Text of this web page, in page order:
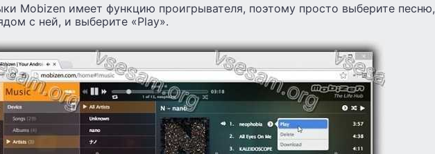
Mobizen имеет функцию проигрывателя, поэтому просто выберите песню,
с ней, и выберите «Play».